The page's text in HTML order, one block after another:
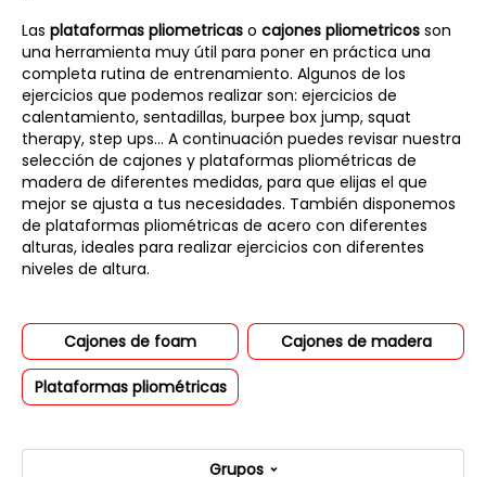
Las plataformas pliometricas o cajones pliometricos son
una herramienta muy útil para poner en práctica una
completa rutina de entrenamiento. Algunos de los
ejercicios que podemos realizar son: ejercicios de
calentamiento, sentadillas, burpee box jump, squat
therapy, step ups... A continuación puedes revisar nuestra
selección de cajones y plataformas pliométricas de
madera de diferentes medidas, para que elijas el que
mejor se ajusta a tus necesidades. También disponemos
de plataformas pliométricas de acero con diferentes
alturas, ideales para realizar ejercicios con diferentes
niveles de altura.
Cajones de foam Cajones de madera
Plataformas pliométricas
Grupos